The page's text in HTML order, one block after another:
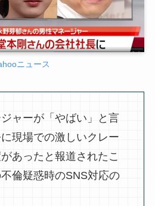
ニュース
ャーが「やばい」と言
現場での激しいクレー
あったと報道されたこ
倫疑惑時のSNS対応の